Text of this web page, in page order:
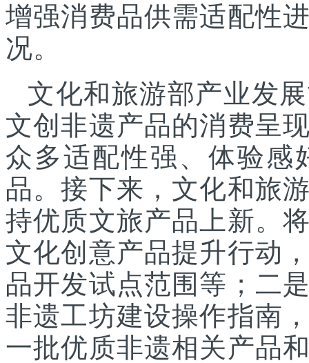
增强消费品供需适配性
况。
文化和旅游部产业发
文创非遗产品的消费呈
众多适配性强、体验感
品。接下来，文化和旅
持优质文旅产品上新。
文化创意产品提升行动
品开发试点范围等；二
非遗工坊建设操作指南
一批优质非遗相关产品